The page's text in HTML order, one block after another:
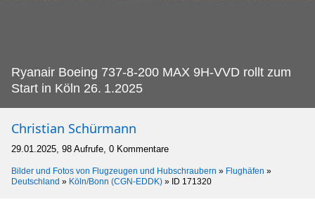
Ryanair Boeing 737-8-200 MAX 9H-VVD rollt zum
Start in Köln 26. 1.2025
Christian Schürmann
29.01.2025, 98 Aufrufe, 0 Kommentare
Bilder und Fotos von Flugzeugen und Hubschraubern » Flughäfen »
Deutschland » Köln/Bonn (CGN-EDDK) » ID 171320